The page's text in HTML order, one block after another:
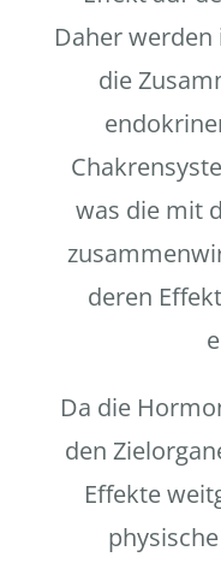
Daher werden
die
was die mit
deren
Da die
den
Effekte